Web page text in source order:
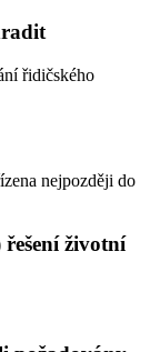
řidičského
nejpozději do
životní